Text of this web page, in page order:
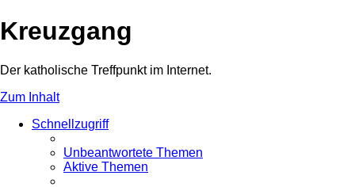
Kreuzgang
Der katholische Treffpunkt im Internet.
Zum Inhalt
Schnellzugriff
Unbeantwortete Themen
Aktive Themen